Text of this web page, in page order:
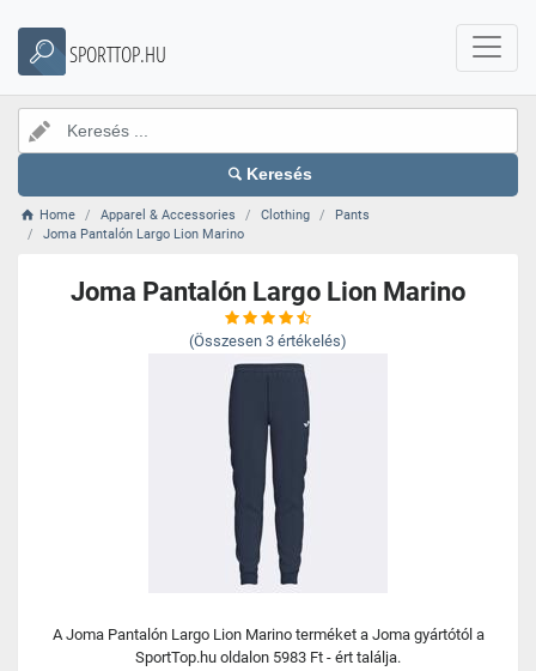
SPORTTOP.HU
Keresés
Home Apparel & Accessories Clothing
Pants
Joma Pantalón Largo Lion Marino
Joma Pantalón Largo Lion Marino
(Összesen 3 értékelés)
A Joma Pantalón Largo Lion Marino terméket a Joma gyártótól a
SportTop.hu oldalon 5983 Ft - ért találja.